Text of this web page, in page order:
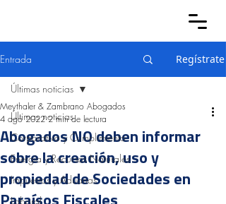
Entrada Regístrate
Últimas noticias
Corporativo y Cumplimiento
Energía y Recursos Naturales
Impuestos y Aduanas
Laboral
Últimas noticias
Abogados NO deben informar
sobre la creación, uso y
propiedad de Sociedades en
Meythaler & Zambrano Abogados
4 ago 2022 2 min de lectura